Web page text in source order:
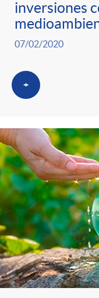
inversiones
07/02/2020
+